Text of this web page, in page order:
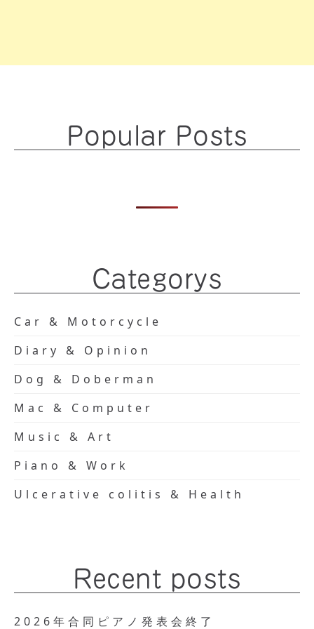
Popular Posts
Categorys
Car & Motorcycle
Diary & Opinion
Dog & Doberman
Mac & Computer
Music & Art
Piano & Work
Ulcerative colitis & Health
Recent posts
2026年合同ピアノ発表会終了